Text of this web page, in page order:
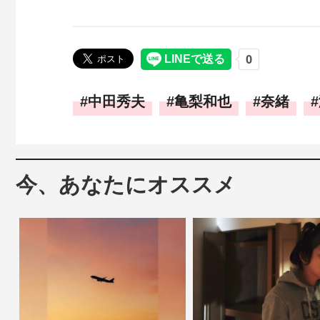
中田秀夫 亀梨和也 奈緒
今、あなたにオススメ